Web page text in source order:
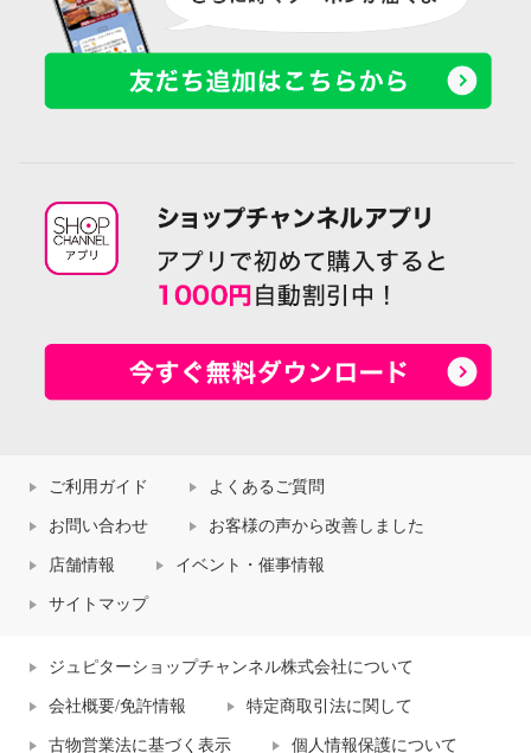
ご利用ガイド よくあるご質問
お問い合わせ お客様の声から改善しました
店舗情報 イベント・催事情報
サイトマップ
ジュピターショップチャンネル株式会社について
会社概要/免許情報 特定商取引法に関して
古物営業法に基づく表示 個人情報保護について